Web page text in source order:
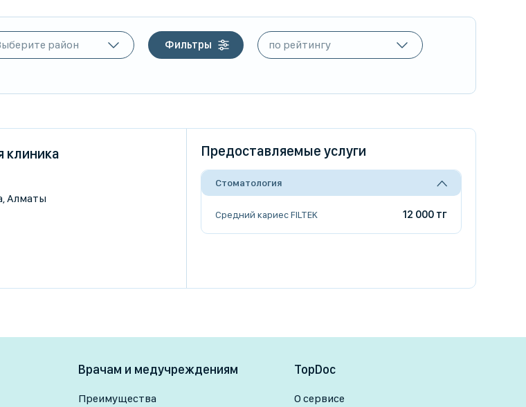
район Фильтры
клиника
Алматы
Предоставляемые услуги
Стоматология
Средний кариес FILTEK 12 000 тг
Врачам и медучреждениям
Преимущества
TopDoc
О сервисе